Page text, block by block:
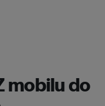
mobilu do